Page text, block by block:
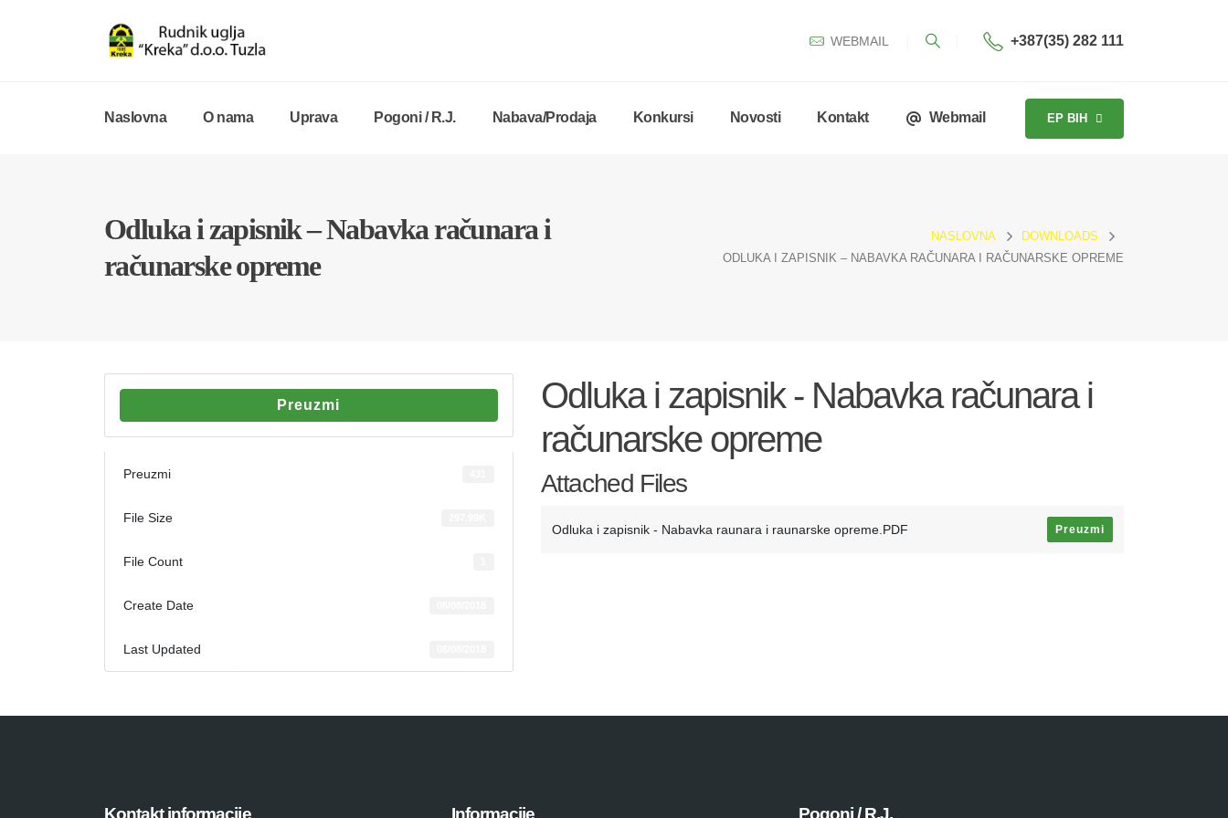
WEBMAIL +387(35) 282 111
Naslovna O nama Uprava Pogoni / R.J. Nabava/Prodaja Konkursi Novosti Kontakt Webmail EP BIH
Odluka i zapisnik – Nabavka računara i
računarske opreme
NASLOVNA
DOWNLOADS
ODLUKA I ZAPISNIK – NABAVKA RAČUNARA I RAČUNARSKE OPREME
Preuzmi
Preuzmi
File Size
File Count
Create Date
Last Updated
Odluka i zapisnik - Nabavka računara i
računarske opreme
Attached Files
Odluka i zapisnik - Nabavka raunara i raunarske opreme.PDF Preuzmi
Kontakt informacije Informacije Pogoni / R.J.